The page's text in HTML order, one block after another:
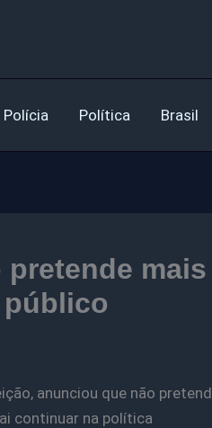
Polícia Política Brasil
pretende mais
anunciou que não
continuar na política